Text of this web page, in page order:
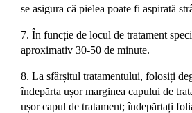
se asigura că pielea poate fi aspirată
7. În funcție de locul de tratament
aproximativ 30-50 de minute.
8. La sfârșitul tratamentului, folosiți
îndepărta ușor marginea capului de
ușor capul de tratament; îndepărtați